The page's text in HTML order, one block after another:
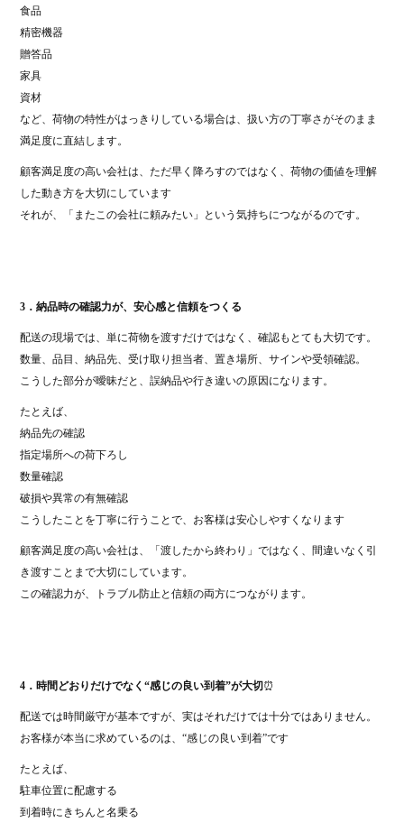
食品
精密機器
贈答品
家具
資材
など、荷物の特性がはっきりしている場合は、扱い方の丁寧さがそのまま
満足度に直結します。
顧客満足度の高い会社は、ただ早く降ろすのではなく、荷物の価値を理解
した動き方を大切にしています
それが、「またこの会社に頼みたい」という気持ちにつながるのです。
3．納品時の確認力が、安心感と信頼をつくる
配送の現場では、単に荷物を渡すだけではなく、確認もとても大切です。
数量、品目、納品先、受け取り担当者、置き場所、サインや受領確認。
こうした部分が曖昧だと、誤納品や行き違いの原因になります。
たとえば、
納品先の確認
指定場所への荷下ろし
数量確認
破損や異常の有無確認
こうしたことを丁寧に行うことで、お客様は安心しやすくなります
顧客満足度の高い会社は、「渡したから終わり」ではなく、間違いなく引
き渡すことまで大切にしています。
この確認力が、トラブル防止と信頼の両方につながります。
4．時間どおりだけでなく“感じの良い到着”が大切⏰
配送では時間厳守が基本ですが、実はそれだけでは十分ではありません。
お客様が本当に求めているのは、“感じの良い到着”です
たとえば、
駐車位置に配慮する
到着時にきちんと名乗る